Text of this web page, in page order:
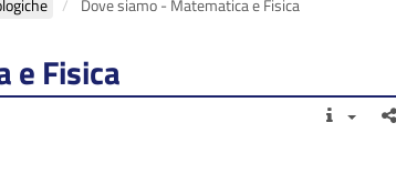
Dove siamo - Matematica e Fisica
e Fisica